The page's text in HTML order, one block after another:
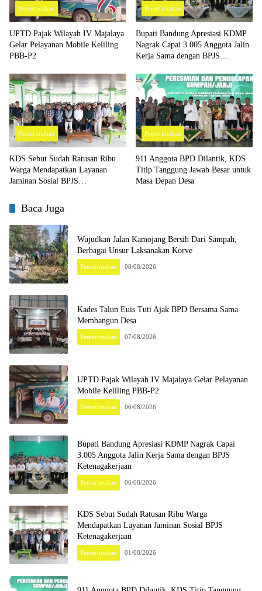
Pemerintahan
UPTD Pajak Wilayah IV Majalaya
Gelar Pelayanan Mobile Keliling
PBB-P2
Pemerintahan
Bupati Bandung Apresiasi KDMP
Nagrak Capai 3.005 Anggota Jalin
Kerja Sama dengan BPJS
Pemerintahan
KDS Sebut Sudah Ratusan Ribu
Warga Mendapatkan Layanan
Jaminan Sosial BPJS
Pemerintahan
911 Anggota BPD Dilantik, KDS
Titip Tanggung Jawab Besar untuk
Masa Depan Desa
Baca Juga
Wujudkan Jalan Kamojang Bersih Dari Sampah,
Berbagai Unsur Laksanakan Korve
Pemerintahan 08/08/2026
Kades Talun Euis Tuti Ajak BPD Bersama Sama
Membangun Desa
Pemerintahan 07/08/2026
UPTD Pajak Wilayah IV Majalaya Gelar Pelayanan
Mobile Keliling PBB-P2
Pemerintahan 06/08/2026
Bupati Bandung Apresiasi KDMP Nagrak Capai
3.005 Anggota Jalin Kerja Sama dengan BPJS
Ketenagakerjaan
Pemerintahan 06/08/2026
KDS Sebut Sudah Ratusan Ribu Warga
Mendapatkan Layanan Jaminan Sosial BPJS
Ketenagakerjaan
Pemerintahan 01/08/2026